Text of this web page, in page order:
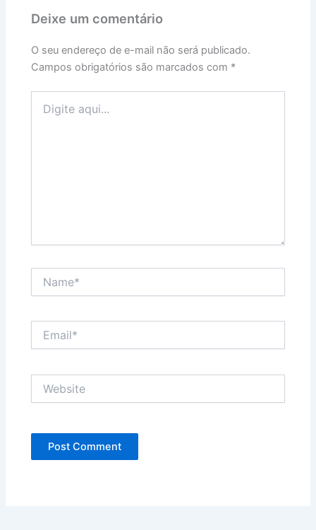
Deixe um comentário
O seu endereço de e-mail não será publicado.
Campos obrigatórios são marcados com *
aqui...